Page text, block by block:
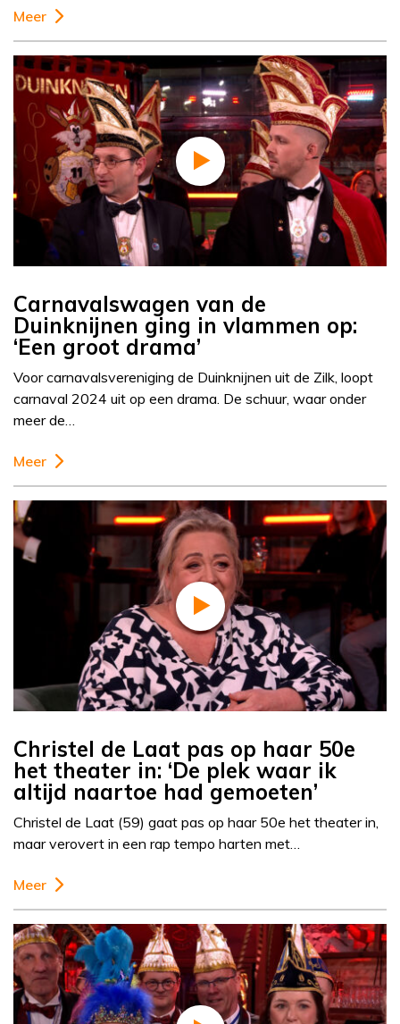
Meer
Carnavalswagen van de
Duinknijnen ging in vlammen op:
‘Een groot drama’
Voor carnavalsvereniging de Duinknijnen uit de Zilk, loopt
carnaval 2024 uit op een drama. De schuur, waar onder
meer de…
Meer
Christel de Laat pas op haar 50e
het theater in: ‘De plek waar ik
altijd naartoe had gemoeten’
Christel de Laat (59) gaat pas op haar 50e het theater in,
maar verovert in een rap tempo harten met…
Meer